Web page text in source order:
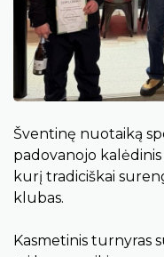
Šventinę nuotaiką
padovanojo
kurį tradiciškai
klubas.
Kasmetinis turnyras